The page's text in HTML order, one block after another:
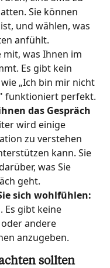
Sie können
und wählen, was
anfühlt.
mit, was Ihnen im
Es gibt kein
„Ich bin mir nicht
funktioniert perfekt.
das Gespräch
wird einige
zu verstehen
kann. Sie
was Sie
geht.
sich wohlfühlen:
Es gibt keine
andere
anzugeben.
sollten